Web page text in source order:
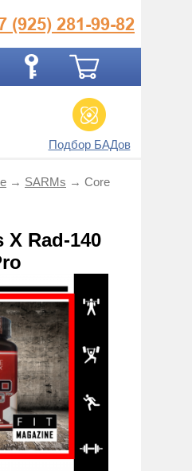
(925) 281-99-82
Подбор БАДов
→ SARMs → Core
X Rad-140